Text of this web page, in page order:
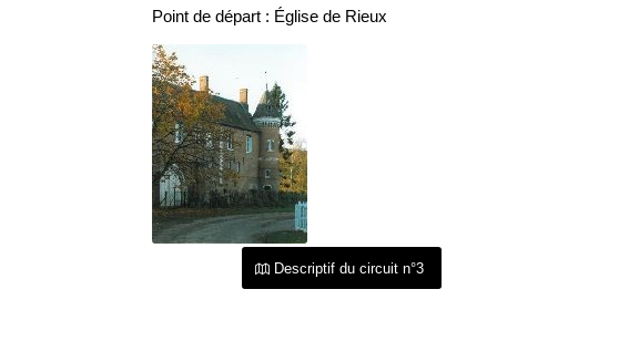
Point de départ : Église de Rieux
Descriptif du circuit n°3